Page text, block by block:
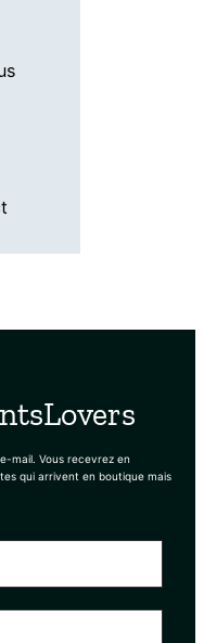
mail. Vous recevrez en
qui arrivent en boutique mais